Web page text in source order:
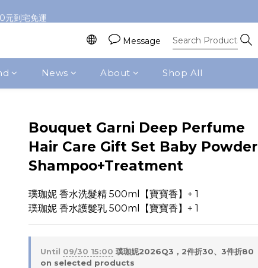
好友，再送購物金
到宅免運
Message
News About Shop All
Bouquet Garni Deep Perfume
Hair Care Gift Set Baby Powder
Shampoo+Treatment
璞珈妮 香水洗髮精 500ml【寶寶香】+ 1
璞珈妮 香水護髮乳 500ml【寶寶香】+ 1
Until 09/30 15:00 璞珈妮2026Q3，2件折30、3件折80
on selected products